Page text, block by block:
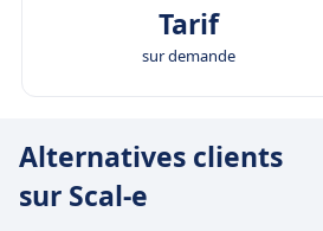
Tarif
sur demande
Alternatives clients
sur Scal-e